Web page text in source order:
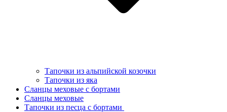
Тапочки из альпийской козочки
Тапочки из яка
Сланцы меховые с бортами
Сланцы меховые
Тапочки из песца с бортами